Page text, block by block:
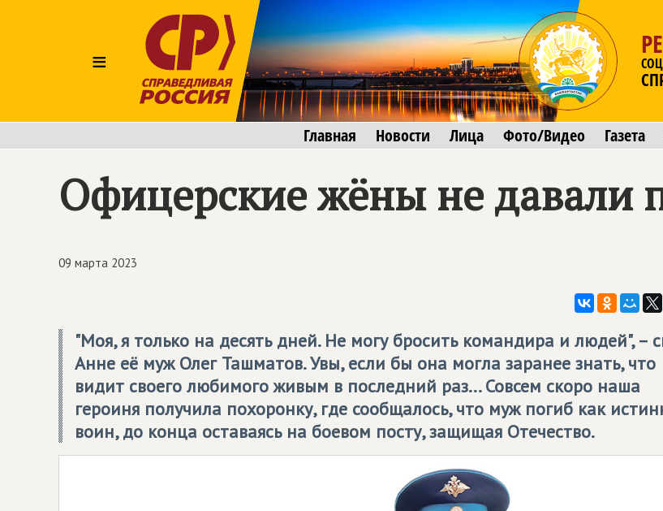
≡
Главная Новости Лица Фото/Видео Газета
Офицерские жёны не давали
09 марта 2023
"Моя, я только на десять дней. Не могу бросить командира и людей", –
Анне её муж Олег Ташматов. Увы, если бы она могла заранее знать, что
видит своего любимого живым в последний раз... Совсем скоро наша
героиня получила похоронку, где сообщалось, что муж погиб как
воин, до конца оставаясь на боевом посту, защищая Отечество.